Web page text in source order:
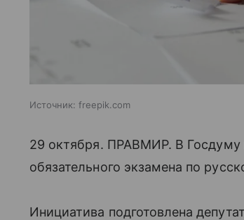
Источник: freepik.com
29 октября. ПРАВМИР. В Госдуму
обязательного экзамена по
Инициатива подготовлена